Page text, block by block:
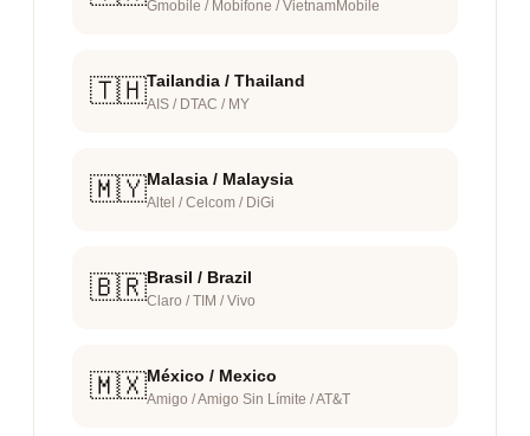
Gmobile / Mobifone / VietnamMobile
🇹🇭Tailandia / Thailand
AIS / DTAC / MY
🇲🇾Malasia / Malaysia
Altel / Celcom / DiGi
🇧🇷Brasil / Brazil
Claro / TIM / Vivo
🇲🇽México / Mexico
Amigo / Amigo Sin Límite / AT&T